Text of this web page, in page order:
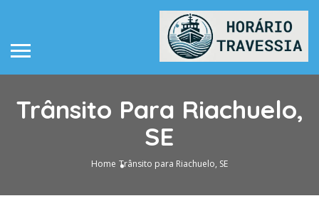
Trânsito Para Riachuelo,
SE
Home Trânsito para Riachuelo, SE